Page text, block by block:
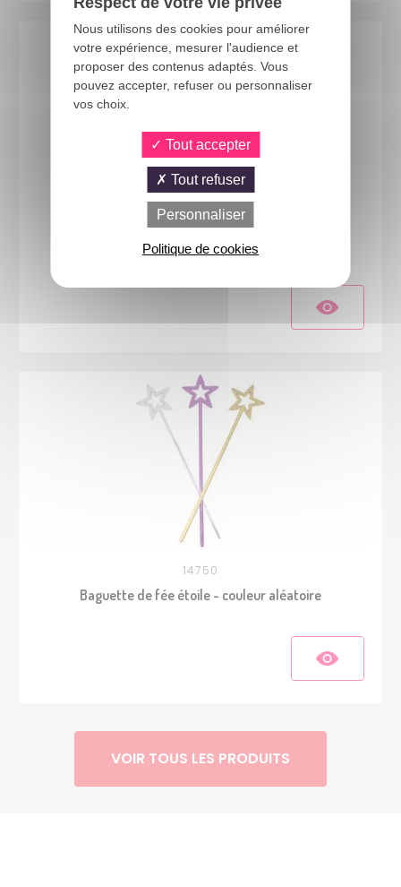
23820
Ailes de fée - or
14750
Baguette de fée étoile - couleur aléatoire
VOIR TOUS LES PRODUITS
Nous utilisons des cookies pour améliorer
votre expérience, mesurer l'audience et
proposer des contenus adaptés. Vous
pouvez accepter, refuser ou personnaliser
vos choix.
Tout accepter
Tout refuser
Personnaliser
Politique de cookies